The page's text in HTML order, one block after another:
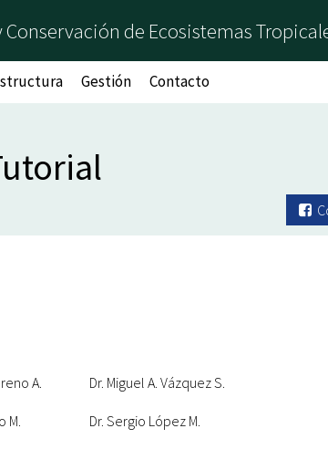
de Ecosistemas
Gestión Contacto
A. Dr. Miguel A. Vázquez S.
M. Dr. Sergio López M.